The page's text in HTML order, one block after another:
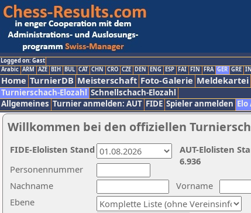
Logged on: Gast
Arabic ARM AZE BIH BUL CAT CHN CRO CZE DEN ENG ESP FAI FIN FRA GER GRE
Home TurnierDB Meisterschaft Foto-Galerie Meldekartei
Turnierschach-Elozahl Schnellschach-Elozahl
Allgemeines Turnier anmelden: AUT FIDE Spieler anmelden Elo
Willkommen bei den offiziellen
Nachname
Vorname
Ebene
Personennummer
AUT-Elolisten
6.936
FIDE-Elolisten Stand